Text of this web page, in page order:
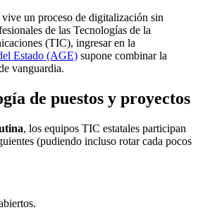
un proceso de digitalización sin
de las Tecnologías de la
(TIC), ingresar en la
Estado (AGE) supone combinar la
vanguardia.
de puestos y proyectos
, los equipos TIC estatales participan
(pudiendo incluso rotar cada pocos